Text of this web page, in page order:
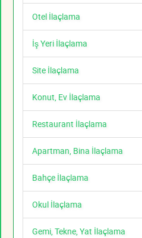
Otel İlaçlama
İş Yeri İlaçlama
Site İlaçlama
Konut, Ev İlaçlama
Restaurant İlaçlama
Apartman, Bina İlaçlama
Bahçe İlaçlama
Okul İlaçlama
Gemi, Tekne, Yat İlaçlama